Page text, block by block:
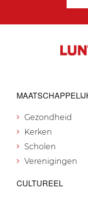
Gezondheid
Kerken
Scholen
Verenigingen
CULTUREEL